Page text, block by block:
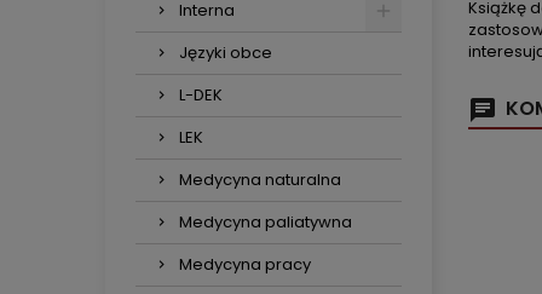
Interna
Języki obce
L-DEK
LEK
Medycyna naturalna
Medycyna paliatywna
Medycyna pracy
Książkę